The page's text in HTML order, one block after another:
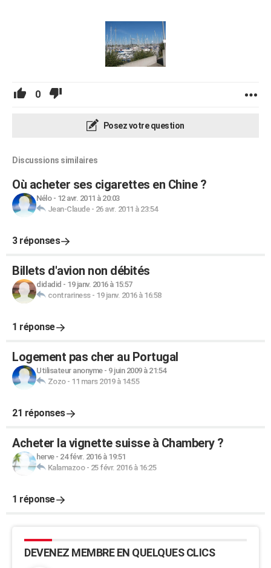
0
Posez votre question
Discussions similaires
Où acheter ses cigarettes en Chine ?
Nélo- 12 avr. 2011 à 20:03
Jean-Claude- 26 avr. 2011 à 23:54
3 réponses
Billets d'avion non débités
didadid - 19 janv. 2016 à 15:57
contrariness- 19 janv. 2016 à 16:58
1 réponse
Logement pas cher au Portugal
Utilisateur anonyme- 9 juin 2009 à 21:54
Zozo- 11 mars 2019 à 14:55
21 réponses
Acheter la vignette suisse à Chambery ?
herve- 24 févr. 2016 à 19:51
Kalamazoo- 25 févr. 2016 à 16:25
1 réponse
DEVENEZ MEMBRE EN QUELQUES CLICS